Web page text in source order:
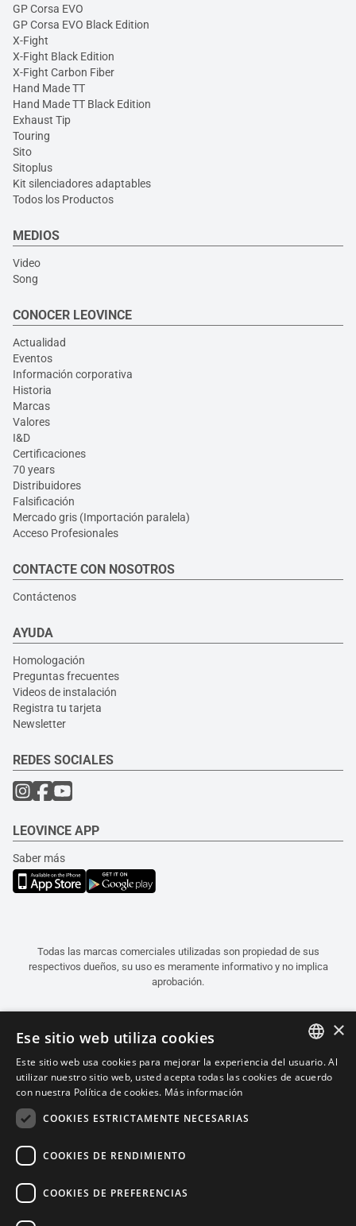
GP Corsa EVO
GP Corsa EVO Black Edition
X-Fight
X-Fight Black Edition
X-Fight Carbon Fiber
Hand Made TT
Hand Made TT Black Edition
Exhaust Tip
Touring
Sito
Sitoplus
Kit silenciadores adaptables
Todos los Productos
MEDIOS
Video
Song
CONOCER LEOVINCE
Actualidad
Eventos
Información corporativa
Historia
Marcas
Valores
I&D
Certificaciones
70 years
Distribuidores
Falsificación
Mercado gris (Importación paralela)
Acceso Profesionales
CONTACTE CON NOSOTROS
Contáctenos
AYUDA
Homologación
Preguntas frecuentes
Videos de instalación
Registra tu tarjeta
Newsletter
REDES SOCIALES
LEOVINCE APP
Saber más
Todas las marcas comerciales utilizadas son propiedad de sus
respectivos dueños, su uso es meramente informativo y no implica
aprobación.
ITALIAN
×
Ese sitio web utiliza cookies
Este sitio web usa cookies para mejorar la experiencia del usuario. Al
utilizar nuestro sitio web, usted acepta todas las cookies de acuerdo
con nuestra Política de cookies. Más información
COOKIES ESTRICTAMENTE NECESARIAS
COOKIES DE RENDIMIENTO
COOKIES DE PREFERENCIAS